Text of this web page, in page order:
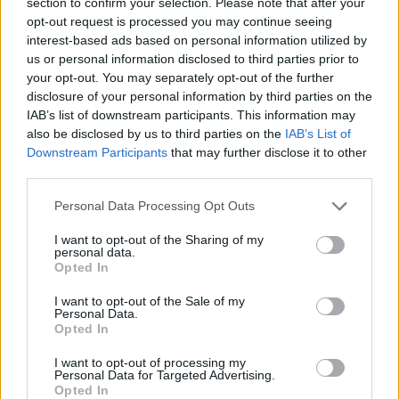
opt-out request is processed you may continue seeing
interest-based ads based on personal information utilized by
us or personal information disclosed to third parties prior to
your opt-out. You may separately opt-out of the further
disclosure of your personal information by third parties on the
IAB’s list of downstream participants. This information may
also be disclosed by us to third parties on the IAB’s List of
Downstream Participants that may further disclose it to other
Personal Data Processing Opt Outs
I want to opt-out of the Sharing of my
personal data.
Opted In
I want to opt-out of the Sale of my
Personal Data.
Opted In
I want to opt-out of processing my
Personal Data for Targeted Advertising.
Opted In
Këmbimi valutor/ Me sa
blihen e shiten dollari dhe
euro, çfarë ndodh me
Horoskopi 10 Gusht
2026/ Cilat janë shenjat
që favorizohen nga fati
Zelensky rikonfirmon në
Serbi qëndrimin për
Kosovën, deputeti
ukrainas: Gabim
diplomatik, Ukraina duhet
Vihet nën kontroll zjarri në
tokë dhe rreth 250 rrënjë
ullinj